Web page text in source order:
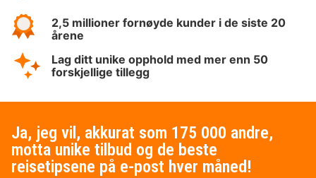
2,5 millioner fornøyde kunder i de siste 20
årene
Lag ditt unike opphold med mer enn 50
forskjellige tillegg
Ja, jeg vil, akkurat som 175 000 andre,
motta unike tilbud og de beste
reisetipsene på e-post hver måned!